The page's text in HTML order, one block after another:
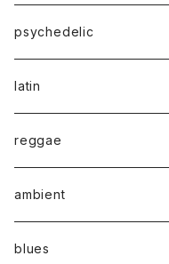
psychedelic
latin
reggae
ambient
blues